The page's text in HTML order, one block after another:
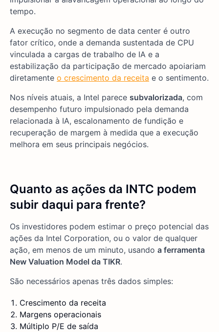
tempo.
A execução no segmento de data center é outro
fator crítico, onde a demanda sustentada de CPU
vinculada a cargas de trabalho de IA e a
estabilização da participação de mercado apoiariam
diretamente o crescimento da receita e o sentimento.
Nos níveis atuais, a Intel parece subvalorizada, com
desempenho futuro impulsionado pela demanda
relacionada à IA, escalonamento de fundição e
recuperação de margem à medida que a execução
melhora em seus principais negócios.
Quanto as ações da INTC podem
subir daqui para frente?
Os investidores podem estimar o preço potencial das
ações da Intel Corporation, ou o valor de qualquer
ação, em menos de um minuto, usando a ferramenta
New Valuation Model da TIKR.
São necessários apenas três dados simples:
Crescimento da receita
Margens operacionais
Múltiplo P/E de saída